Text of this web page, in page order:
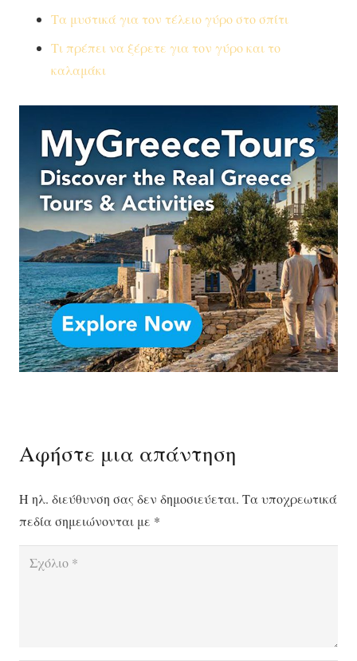
Τα μυστικά για τον τέλειο γύρο στο σπίτι
Τι πρέπει να ξέρετε για τον γύρο και το
καλαμάκι
Αφήστε μια απάντηση
Η ηλ. διεύθυνση σας δεν δημοσιεύεται. Τα υποχρεωτικά
πεδία σημειώνονται με *